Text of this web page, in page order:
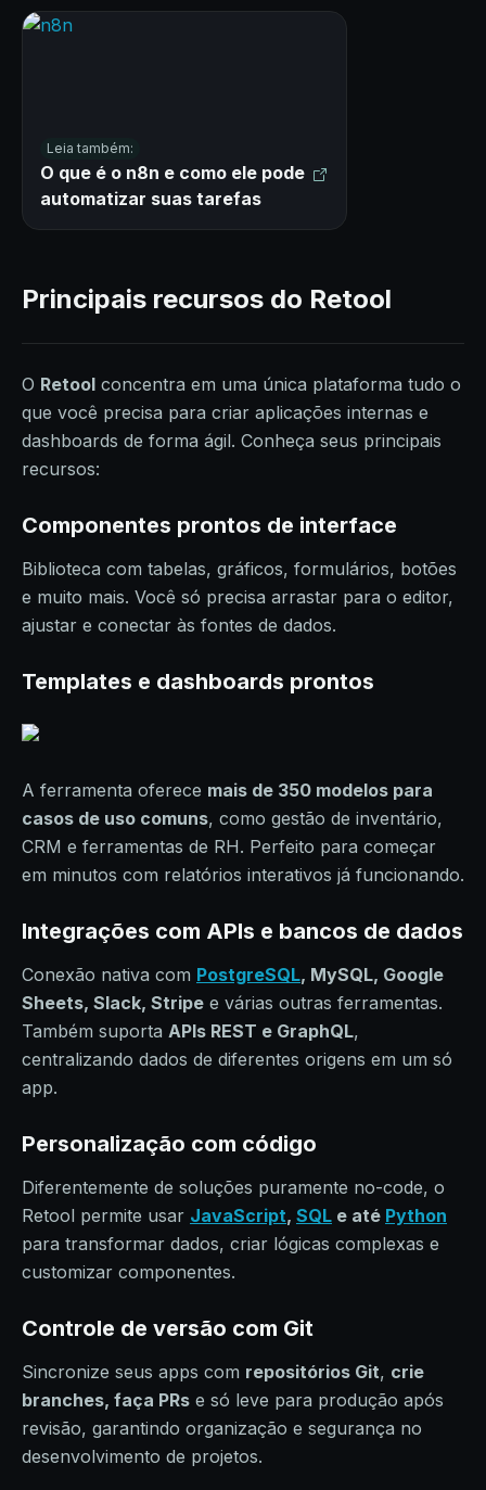
Leia também:
O que é o n8n e como ele pode
automatizar suas tarefas
Principais recursos do Retool
O Retool concentra em uma única plataforma tudo o
que você precisa para criar aplicações internas e
dashboards de forma ágil. Conheça seus principais
recursos:
Componentes prontos de interface
Biblioteca com tabelas, gráficos, formulários, botões
e muito mais. Você só precisa arrastar para o editor,
ajustar e conectar às fontes de dados.
Templates e dashboards prontos
A ferramenta oferece mais de 350 modelos para
casos de uso comuns, como gestão de inventário,
CRM e ferramentas de RH. Perfeito para começar
em minutos com relatórios interativos já funcionando.
Integrações com APIs e bancos de dados
Conexão nativa com PostgreSQL, MySQL, Google
Sheets, Slack, Stripe e várias outras ferramentas.
Também suporta APIs REST e GraphQL,
centralizando dados de diferentes origens em um só
app.
Personalização com código
Diferentemente de soluções puramente no-code, o
Retool permite usar JavaScript, SQL e até Python
para transformar dados, criar lógicas complexas e
customizar componentes.
Controle de versão com Git
Sincronize seus apps com repositórios Git, crie
branches, faça PRs e só leve para produção após
revisão, garantindo organização e segurança no
desenvolvimento de projetos.